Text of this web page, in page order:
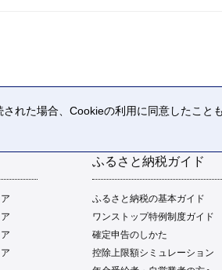
ふるさと納税ガイド
ふるさと納税の基本ガイド
ワンストップ特例制度ガイド
確定申告のしかた
控除上限額シミュレーション
れた場合、Cookieの利用に同意したこと